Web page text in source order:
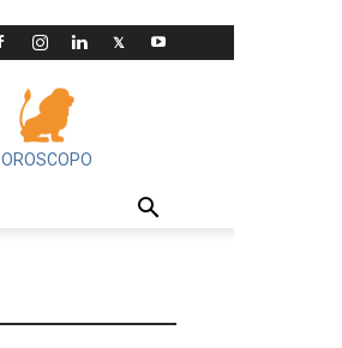
OROSCOPO